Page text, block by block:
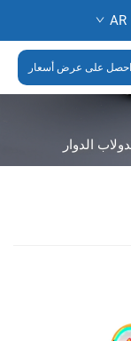
AR
احصل على عرض أسعار
الدوار